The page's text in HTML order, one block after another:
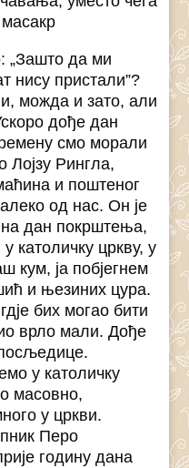
„Зашто да ми
нису пристали”?
можда и зато, али
дође дан
смо морали
Лојзу Рингла,
и поштеног
од нас. Он је
дан покрштења,
католичку цркву, у
кум, ја побјегнем
и њезиних цура.
бих могао бити
врло мали. Дође
у католичку
масовно,
у цркви.
Перо
годину дана